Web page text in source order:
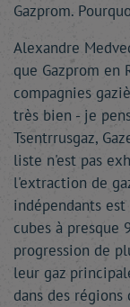
Gazprom.
Alexandre
que Gazprom en
compagnies
très bien - je
Tsentrrusgaz,
liste n'est pas
l'extraction de
indépendants
cubes à presque
progression de
leur gaz
dans des